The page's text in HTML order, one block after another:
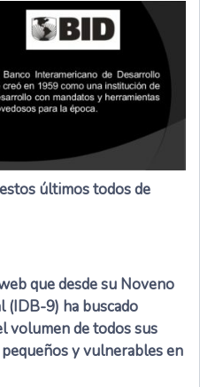
últimos todos de
que desde su Noveno
(IDB-9) ha buscado
volumen de todos sus
y vulnerables en